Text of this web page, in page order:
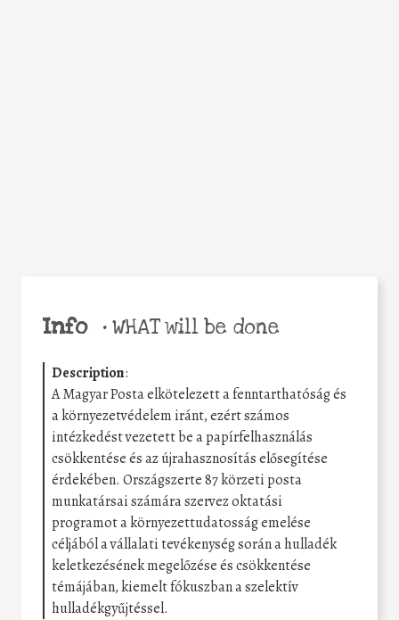
Info •WHAT will be done
Description:
A Magyar Posta elkötelezett a fenntarthatóság és
a környezetvédelem iránt, ezért számos
intézkedést vezetett be a papírfelhasználás
csökkentése és az újrahasznosítás elősegítése
érdekében. Országszerte 87 körzeti posta
munkatársai számára szervez oktatási
programot a környezettudatosság emelése
céljából a vállalati tevékenység során a hulladék
keletkezésének megelőzése és csökkentése
témájában, kiemelt fókuszban a szelektív
hulladékgyűjtéssel.